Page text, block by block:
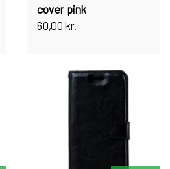
cover pink
60,00 kr.